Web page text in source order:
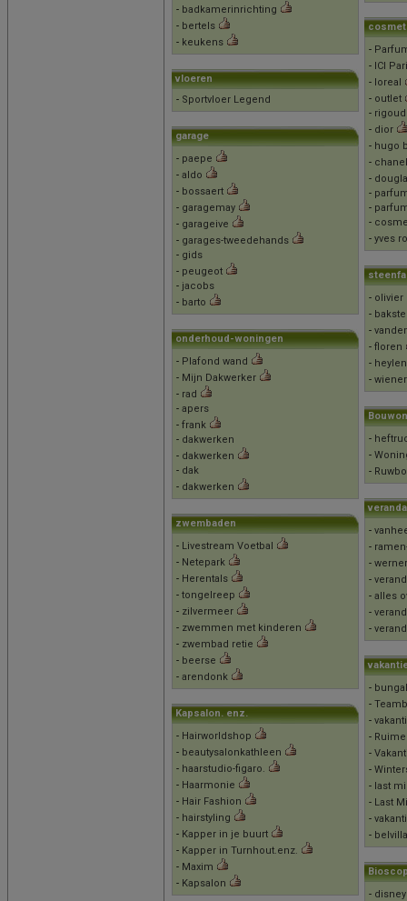
- badkamerinrichting
- bertels
- keukens
vloeren
- Sportvloer Legend
garage
- paepe
- aldo
- bossaert
- garagemay
- garageive
- garages-tweedehands
- gids
- peugeot
- jacobs
- barto
onderhoud-woningen
- Plafond wand
- Mijn Dakwerker
- rad
- apers
- frank
- dakwerken
- dakwerken
- dak
- dakwerken
zwembaden
- Livestream Voetbal
- Netepark
- Herentals
- tongelreep
- zilvermeer
- zwemmen met kinderen
- zwembad retie
- beerse
- arendonk
Kapsalon. enz.
- Hairworldshop
- beautysalonkathleen
- haarstudio-figaro.
- Haarmonie
- Hair Fashion
- hairstyling
- Kapper in je buurt
- Kapper in Turnhout.enz.
- Maxim
- Kapsalon
-
- ICI
- loreal
- outlet
- rigoud
- dior
- hugo
- chanel
-
-
-
-
- yves
- olivier
-
-
- floren
-
-
-
-
-
-
-
-
-
- alles
-
-
-
-
-
-
-
-
- last
- Last
-
- belvilla
-